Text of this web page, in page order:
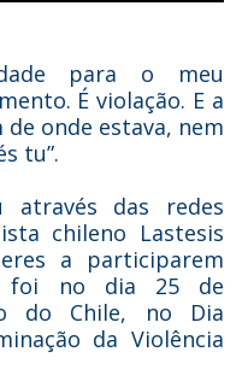
para o meu
É violação. E a
onde estava, nem
tu”.
através das redes
chileno Lastesis
a participarem
foi no dia 25 de
do Chile, no Dia
da Violência